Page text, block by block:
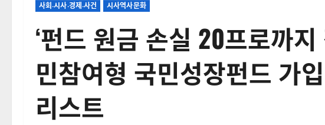
사회‧시사‧경제‧사건 시사역사문화
‘펀드 원금 손실 20프로까
민참여형 국민성장펀드 가
리스트